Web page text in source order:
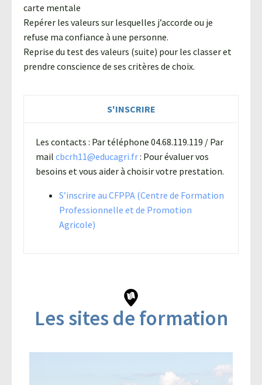
carte mentale
Repérer les valeurs sur lesquelles j’accorde ou je
refuse ma confiance à une personne.
Reprise du test des valeurs (suite) pour les classer et
prendre conscience de ses critères de choix.
S'INSCRIRE
Les contacts : Par téléphone 04.68.119.119 / Par
mail cbcrh11@educagri.fr: Pour évaluer vos
besoins et vous aider à choisir votre prestation.
S’inscrire au CFPPA (Centre de Formation
Professionnelle et de Promotion
Agricole)
Les sites de formation